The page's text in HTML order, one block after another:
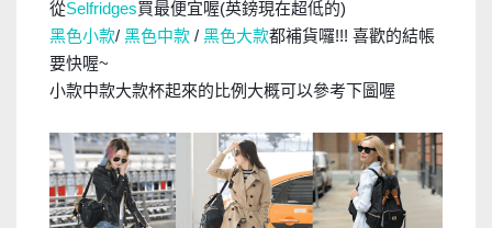
從Selfridges買最便宜喔(英鎊現在超低的)
黑色小款/ 黑色中款 / 黑色大款都補貨囉!!! 喜歡的結帳
要快喔~
小款中款大款杯起來的比例大概可以參考下圖喔